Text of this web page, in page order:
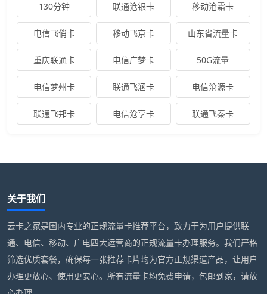
130分钟 联通沧银卡 移动沧霜卡
电信飞俏卡 移动飞京卡 山东省流量卡
重庆联通卡 电信广梦卡 50G流量
电信梦州卡 联通飞涵卡 电信沧源卡
联通飞邦卡 电信沧享卡 联通飞秦卡
关于我们
云卡之家是国内专业的正规流量卡推荐平台，致力于为用户提供联
通、电信、移动、广电四大运营商的正规流量卡办理服务。我们严格
筛选优质套餐，确保每一张推荐卡片均为官方正规渠道产品，让用户
办理更放心、使用更安心。所有流量卡均免费申请，包邮到家，请放